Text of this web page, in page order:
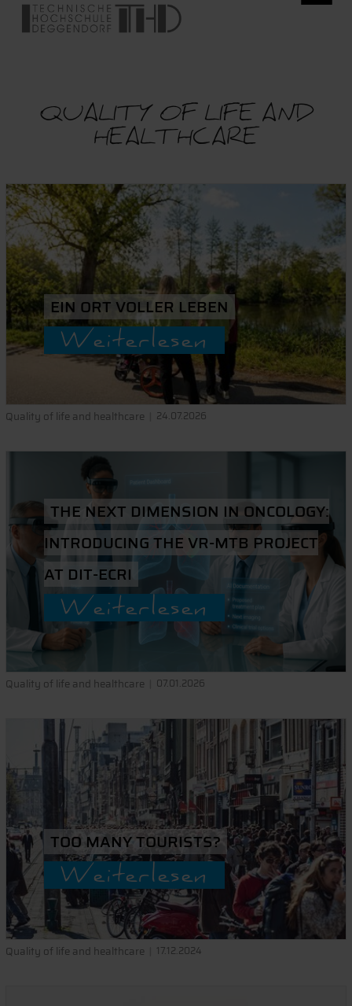
QUALITY OF LIFE AND
HEALTHCARE
EIN ORT VOLLER LEBEN
Weiterlesen
Quality of life and healthcare 24.07.2026
THE NEXT DIMENSION IN ONCOLOGY:
INTRODUCING THE VR-MTB PROJECT
AT DIT-ECRI
Weiterlesen
Quality of life and healthcare 07.01.2026
TOO MANY TOURISTS?
Weiterlesen
Quality of life and healthcare 17.12.2024